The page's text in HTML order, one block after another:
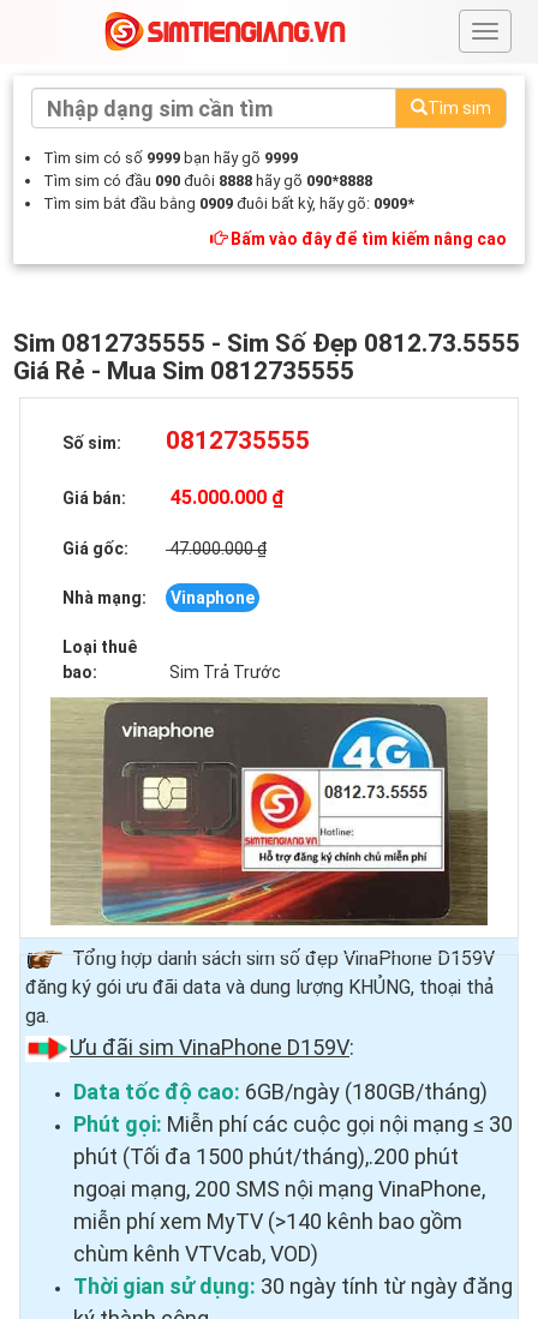
#
Tìm sim
Tìm sim có số 9999 bạn hãy gõ 9999
Tìm sim có đầu 090 đuôi 8888 hãy gõ 090*8888
Tìm sim bắt đầu bằng 0909 đuôi bất kỳ, hãy gõ: 0909*
Bấm vào đây để tìm kiếm nâng cao
Sim 0812735555 - Sim Số Đẹp 0812.73.5555
Giá Rẻ - Mua Sim 0812735555
Số sim: 0812735555
Giá bán: 45.000.000 ₫
Giá gốc: 47.000.000 ₫
Nhà mạng: Vinaphone
Loại thuê
bao:
Sim Trả Trước
Tổng hợp danh sách sim số đẹp VinaPhone D159V
đăng ký gói ưu đãi data và dung lượng KHỦNG, thoại thả
ga.
Ưu đãi sim VinaPhone D159V:
Data tốc độ cao: 6GB/ngày (180GB/tháng)
Phút gọi: Miễn phí các cuộc gọi nội mạng ≤ 30
phút (Tối đa 1500 phút/tháng),.200 phút
ngoại mạng, 200 SMS nội mạng VinaPhone,
miễn phí xem MyTV (>140 kênh bao gồm
chùm kênh VTVcab, VOD)
Thời gian sử dụng: 30 ngày tính từ ngày đăng